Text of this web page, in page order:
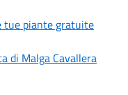
tue piante gratuite
di Malga Cavallera